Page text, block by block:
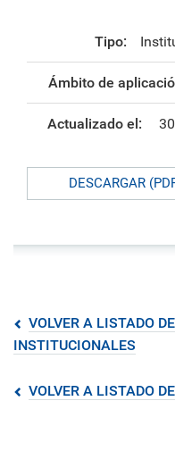
Tipo:
Ámbito de
Actualizado el:
DESCARGAR
VOLVER A LISTADO
INSTITUCIONALES
VOLVER A LISTADO